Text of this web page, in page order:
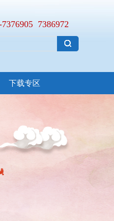
7376905 7386972
下载专区